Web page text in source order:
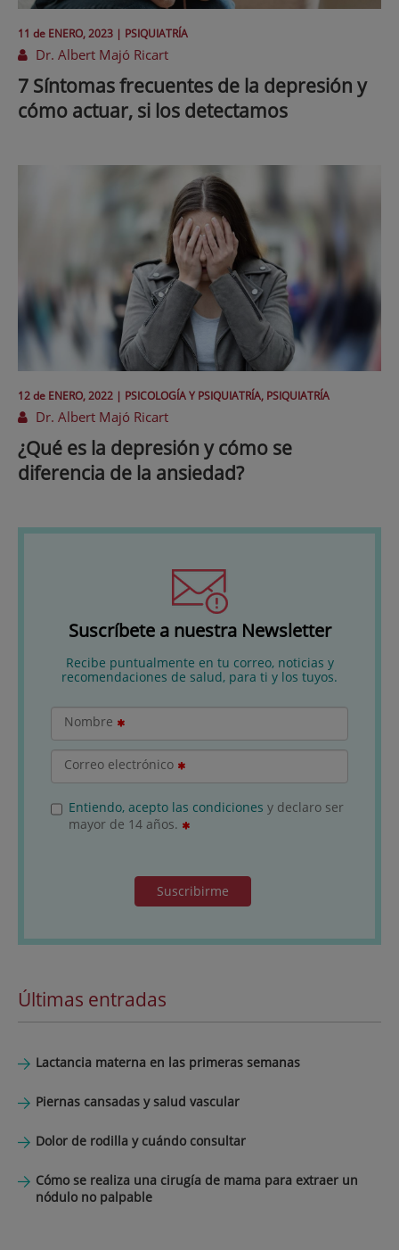
11 de ENERO, 2023 | PSIQUIATRÍA
Dr. Albert Majó Ricart
7 Síntomas frecuentes de la depresión y
cómo actuar, si los detectamos
12 de ENERO, 2022 | PSICOLOGÍA Y PSIQUIATRÍA, PSIQUIATRÍA
Dr. Albert Majó Ricart
¿Qué es la depresión y cómo se
diferencia de la ansiedad?
Suscríbete a nuestra Newsletter
Recibe puntualmente en tu correo, noticias y
recomendaciones de salud, para ti y los tuyos.
Nombre
Correo electrónico
Entiendo, acepto las condiciones y declaro ser
mayor de 14 años.
Suscribirme
Últimas entradas
Lactancia materna en las primeras semanas
Piernas cansadas y salud vascular
Dolor de rodilla y cuándo consultar
Cómo se realiza una cirugía de mama para extraer un
nódulo no palpable